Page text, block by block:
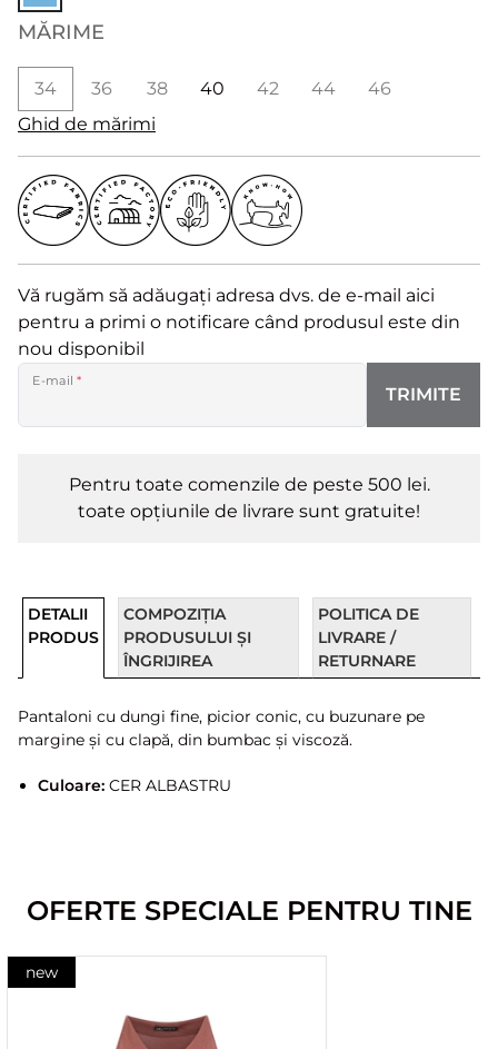
MĂRIME
34 36 38 40 42 44
46
Ghid de mărimi
Vă rugăm să adăugați adresa dvs. de e-mail aici
pentru a primi o notificare când produsul este din
nou disponibil
E-mail*
TRIMITE
Pentru toate comenzile de peste 500 lei.
toate opțiunile de livrare sunt gratuite!
DETALII
PRODUS
COMPOZIȚIA
PRODUSULUI ȘI
ÎNGRIJIREA
POLITICA DE
LIVRARE /
RETURNARE
Pantaloni cu dungi fine, picior conic, cu buzunare pe
margine și cu clapă, din bumbac și viscoză.
Culoare:CER ALBASTRU
OFERTE SPECIALE PENTRU TINE
new